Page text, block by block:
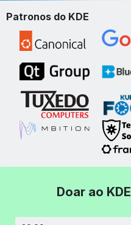
Patronos do KDE
Doar ao KDE